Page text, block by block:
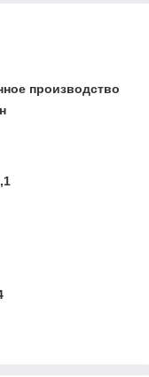
производство